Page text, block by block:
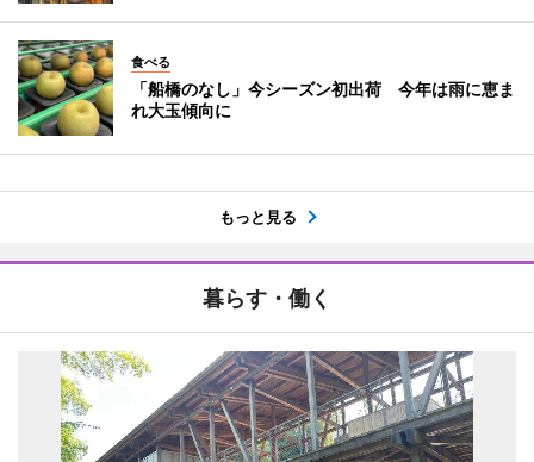
食べる
「船橋のなし」今シーズン初出荷 今年は雨に恵ま
れ大玉傾向に
もっと見る
暮らす・働く